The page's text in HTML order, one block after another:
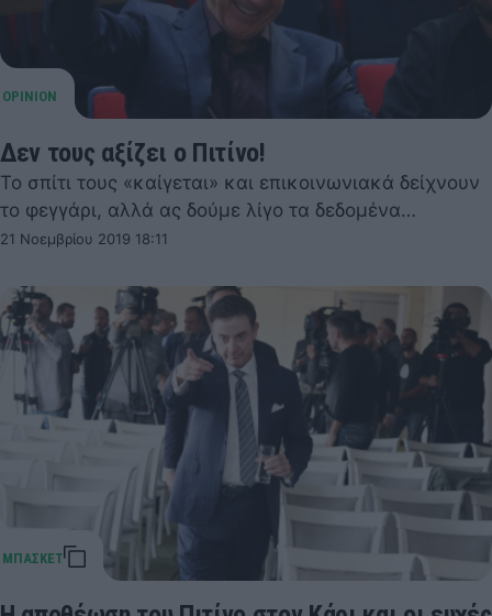
Δεν τους αξίζει ο Πιτίνο!
Το σπίτι τους «καίγεται» και επικοινωνιακά δείχνουν
το φεγγάρι, αλλά ας δούμε λίγο τα δεδομένα…
21 Νοεμβρίου 2019 18:11